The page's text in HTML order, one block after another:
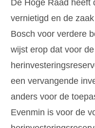
De Hoge Raad heeft
vernietigd en de
Bosch voor verdere
wijst erop dat voor
een vervangende
anders voor de
Evenmin is voor de